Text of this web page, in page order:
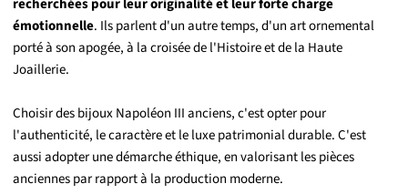
recherchées pour leur originalité et leur forte charge
émotionnelle. Ils parlent d'un autre temps, d'un art ornemental
porté à son apogée, à la croisée de l'Histoire et de la Haute
Joaillerie.
Choisir des bijoux Napoléon III anciens, c'est opter pour
l'authenticité, le caractère et le luxe patrimonial durable. C'est
aussi adopter une démarche éthique, en valorisant les pièces
anciennes par rapport à la production moderne.